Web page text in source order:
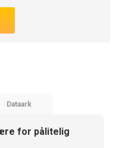
Dataark
for pålitelig